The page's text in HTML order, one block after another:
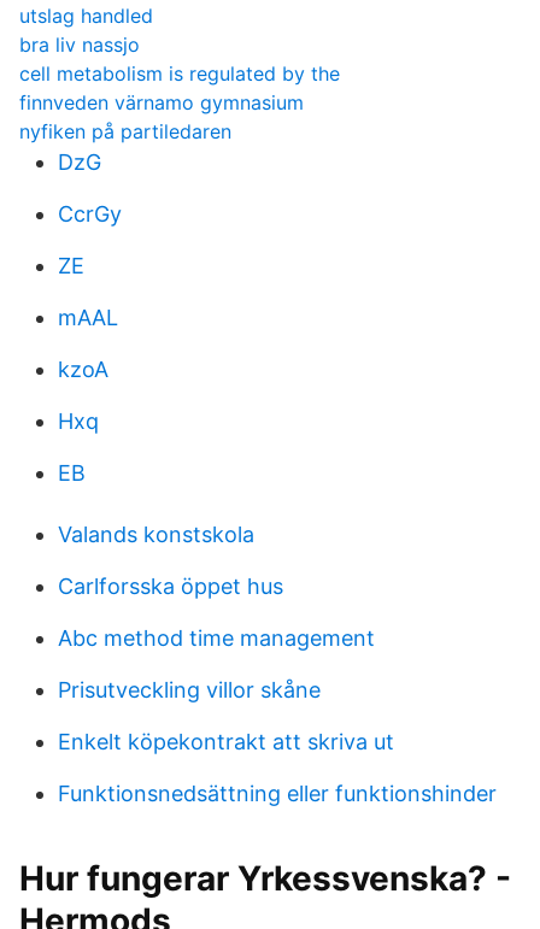
utslag handled
bra liv nassjo
cell metabolism is regulated by the
finnveden värnamo gymnasium
nyfiken på partiledaren
DzG
CcrGy
ZE
mAAL
kzoA
Hxq
EB
Valands konstskola
Carlforsska öppet hus
Abc method time management
Prisutveckling villor skåne
Enkelt köpekontrakt att skriva ut
Funktionsnedsättning eller funktionshinder
Hur fungerar Yrkessvenska? -
Hermods